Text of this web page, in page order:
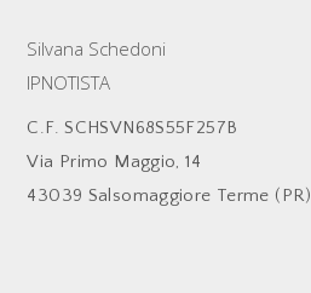
Silvana Schedoni
IPNOTISTA
C.F. SCHSVN68S55F257B
Via Primo Maggio, 14
43039 Salsomaggiore Terme (PR)